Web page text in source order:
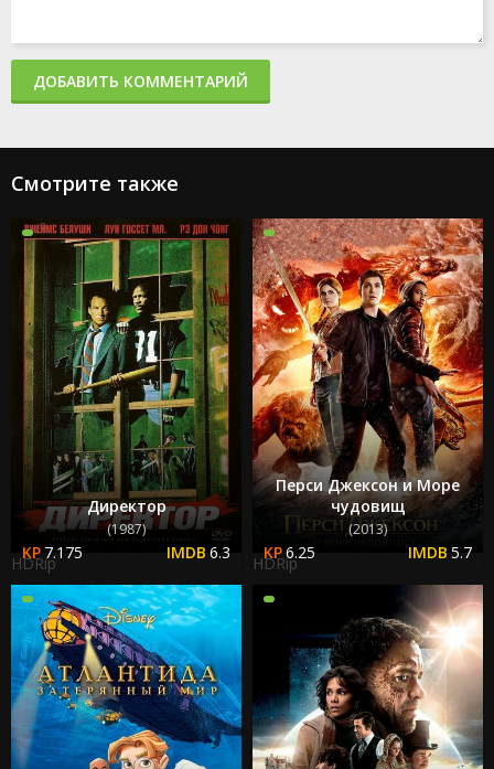
ДОБАВИТЬ КОММЕНТАРИЙ
Смотрите также
Директор
(1987)
7.175 6.3
HDRip
Перси Джексон и Море
чудовищ
(2013)
6.25 5.7
HDRip